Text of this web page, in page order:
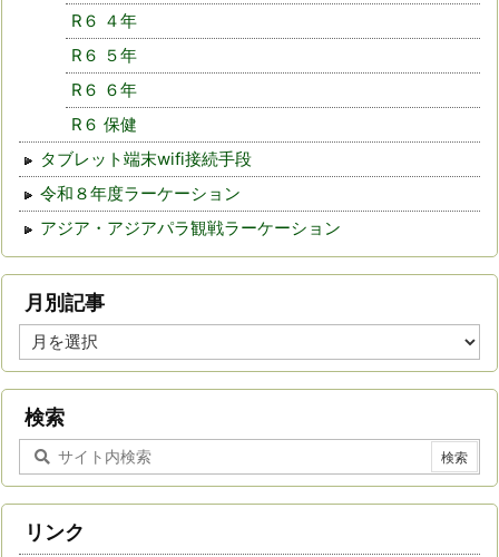
R６ ４年
R６ ５年
R６ ６年
R６ 保健
タブレット端末wifi接続手段
令和８年度ラーケーション
アジア・アジアパラ観戦ラーケーション
月別記事
月
別
事
検索
リンク